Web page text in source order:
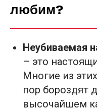
любим?
Неубиваемая
– это
Многие из
пор бороздят
высочайшем